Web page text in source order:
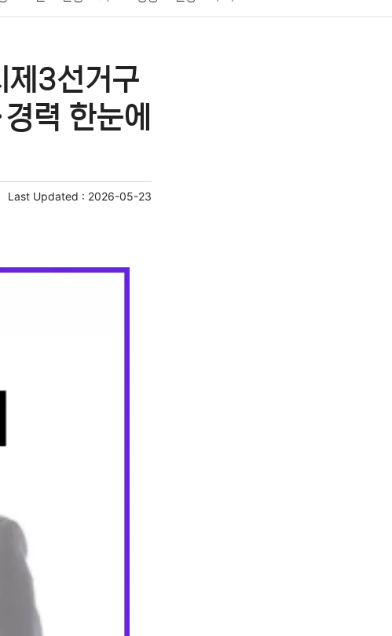
어 교육 교통 생활
3선거구
력 한눈에
Last Updated : 2026-05-23